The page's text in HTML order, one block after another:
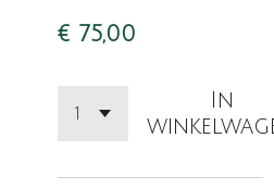
€ 75,00
In